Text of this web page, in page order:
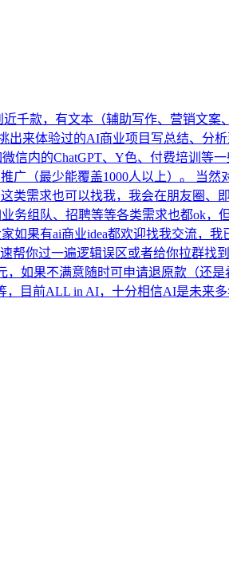
千款，有文本（辅助写作、营销文
来体验过的AI商业项目写总结、分
信内的ChatGPT、Y色、付费培训等
广（最少能覆盖1000人以上）。 当
类需求也可以找我，我会在朋友圈
务组队、招聘等等各类需求也都ok
果有ai商业idea都欢迎找我交流，
你过一遍逻辑误区或者给你拉群找
如果不满意随时可申请退原款（还
目前ALL in AI，十分相信AI是未来